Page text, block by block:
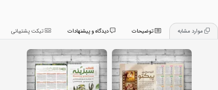
توضیحات تیکت پشتیبانی